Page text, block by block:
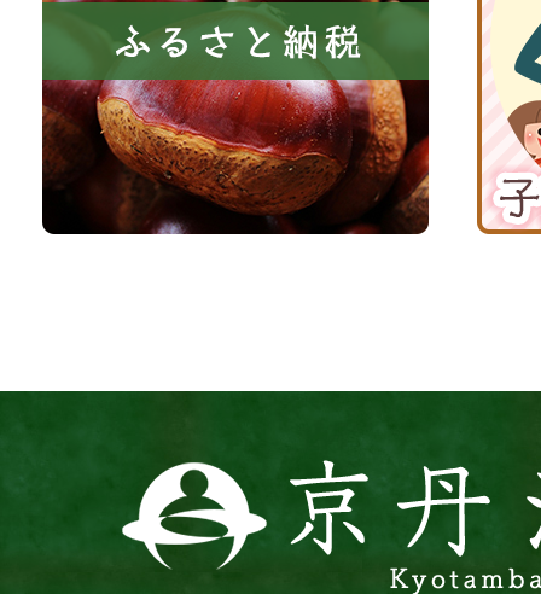
き
町
京
と
税
子
育
て
応
援
丹
波